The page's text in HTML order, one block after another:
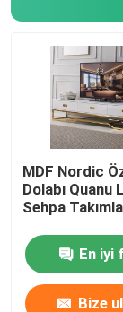
MDF Nordic
Dolabı Quanu
Sehpa
En iyi
Bize